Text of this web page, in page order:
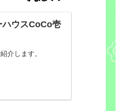
ハウスCoCo壱
介します。